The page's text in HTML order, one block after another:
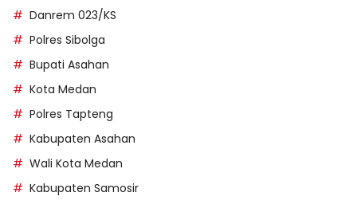
Danrem 023/KS
Polres Sibolga
Bupati Asahan
Kota Medan
Polres Tapteng
Kabupaten Asahan
Wali Kota Medan
Kabupaten Samosir